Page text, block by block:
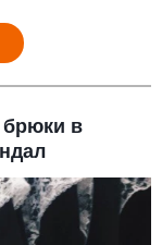
брюки в